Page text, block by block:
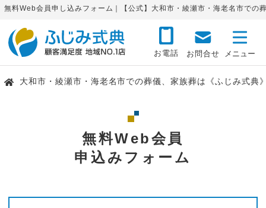
無料Web会員申し込みフォーム｜【公式】大和市・綾瀬市・海老名市での
お電話 お問合せ
大和市・綾瀬市・海老名市での葬儀、家族葬は《ふじみ式典
無料Web会員
申込みフォーム